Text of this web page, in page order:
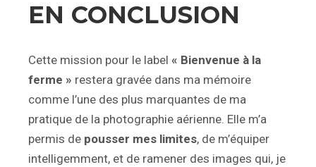
EN CONCLUSION
Cette mission pour le label « Bienvenue à la
ferme » restera gravée dans ma mémoire
comme l’une des plus marquantes de ma
pratique de la photographie aérienne. Elle m’a
permis de pousser mes limites, de m’équiper
intelligemment, et de ramener des images qui, je